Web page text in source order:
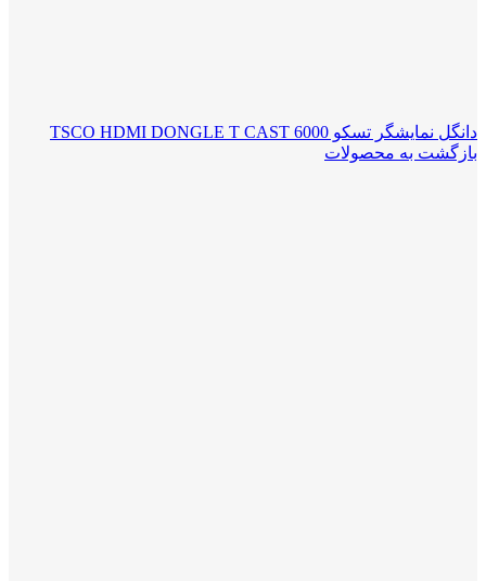
دانگل نمایشگر تسکو TSCO HDMI DONGLE T CAST 6000
بازگشت به محصولات